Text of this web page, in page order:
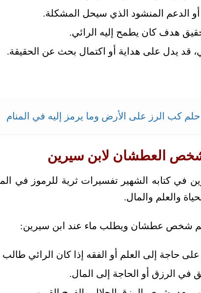
الدعم المنشود الذي سيحل المشكلة.
هدف كان يطمح إليه الرائي.
قد يدل على هداية أو اكتمال بحث عن الحقيقة.
كب الرز على الأرض وما يرمز إليه في المنام
العطشان لابن سيرين
في كتابه الشهير تفسيرات ثرية للرموز في
والعلم والمال.
شخص عطشان ويطلب ماء عند ابن سيرين:
حاجة إلى العلم أو الفقه إذا كان الرائي
في الرزق أو الحاجة إلى المال.